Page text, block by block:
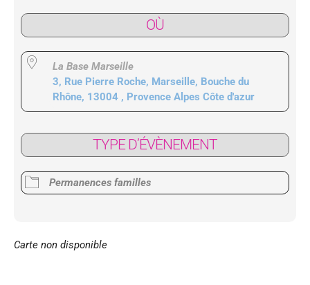
OÙ
La Base Marseille
3, Rue Pierre Roche, Marseille, Bouche du
Rhône, 13004 , Provence Alpes Côte d'azur
TYPE D’ÉVÈNEMENT
Permanences familles
Carte non disponible